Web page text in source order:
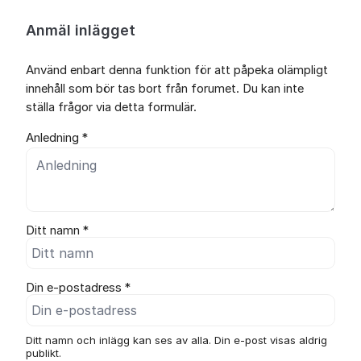
Anmäl inlägget
Använd enbart denna funktion för att påpeka olämpligt
innehåll som bör tas bort från forumet. Du kan inte
ställa frågor via detta formulär.
Anledning *
Ditt namn *
Din e-postadress *
Ditt namn och inlägg kan ses av alla. Din e-post visas aldrig
publikt.